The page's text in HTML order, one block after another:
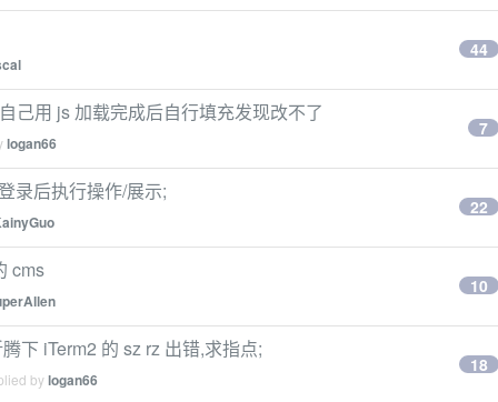
44
己用 js 加载完成后自行填充发现改不了
logan66
7
录后执行操作/展示;
22
cms
10
下 iTerm2 的 sz rz 出错,求指点;
bylogan66
18